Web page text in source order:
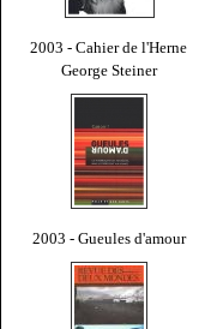
2003 - Cahier de l'Herne
George Steiner
2003 - Gueules d'amour